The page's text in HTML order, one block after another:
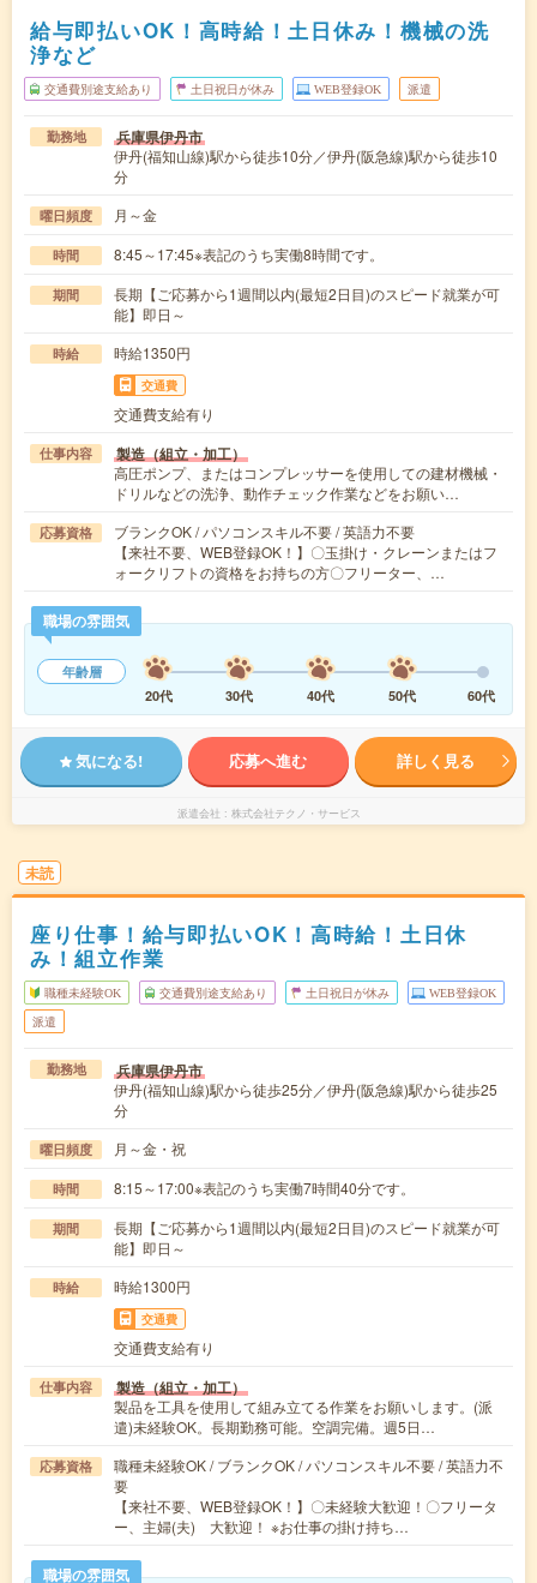
給与即払いOK！高時給！土日休み！機械の洗
浄など
交通費別途支給あり 土日祝日が休み WEB登録OK 派遣
勤務地 兵庫県伊丹市
伊丹(福知山線)駅から徒歩10分／伊丹(阪急線)駅から徒歩10
分
曜日頻度 月～金
時間 8:45～17:45※表記のうち実働8時間です。
期間
長期【ご応募から1週間以内(最短2日目)のスピード就業が可
能】即日～
時給 時給1350円
交通費
交通費支給有り
仕事内容 製造（組立・加工）
高圧ポンプ、またはコンプレッサーを使用しての建材機械・
ドリルなどの洗浄、動作チェック作業などをお願い…
応募資格
ブランクOK / パソコンスキル不要 / 英語力不要
【来社不要、WEB登録OK！】〇玉掛け・クレーンまたはフ
ォークリフトの資格をお持ちの方〇フリーター、…
職場の雰囲気
年齢層
20代
30代 40代 50代 60代
気になる! 応募へ進む 詳しく見る
派遣会社 株式会社テクノ・サービス
未読
座り仕事！給与即払いOK！高時給！土日休
み！組立作業
職種未経験OK 交通費別途支給あり 土日祝日が休み WEB登録OK
派遣
勤務地 兵庫県伊丹市
伊丹(福知山線)駅から徒歩25分／伊丹(阪急線)駅から徒歩25
分
曜日頻度 月～金・祝
時間 8:15～17:00※表記のうち実働7時間40分です。
期間
長期【ご応募から1週間以内(最短2日目)のスピード就業が可
能】即日～
時給 時給1300円
交通費
交通費支給有り
仕事内容 製造（組立・加工）
製品を工具を使用して組み立てる作業をお願いします。(派
遣)未経験OK。長期勤務可能。空調完備。週5日…
応募資格
職種未経験OK / ブランクOK / パソコンスキル不要 / 英語力不
要
【来社不要、WEB登録OK！】〇未経験大歓迎！〇フリータ
ー、主婦(夫) 大歓迎！ ※お仕事の掛け持ち…
職場の雰囲気